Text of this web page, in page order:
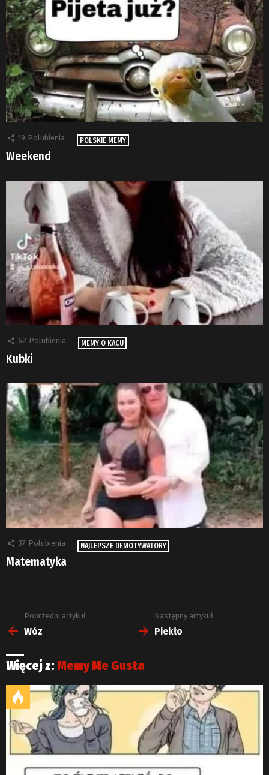
19 Polubienia POLSKIE MEMY
Weekend
62 Polubienia MEMY O KACU
Kubki
37 Polubienia NAJLEPSZE DEMOTYWATORY
Matematyka
Zobacz
więcej
Poprzedni artykuł
Wóz
Następny artykuł
Piekło
Więcej z: Memy Me Gusta